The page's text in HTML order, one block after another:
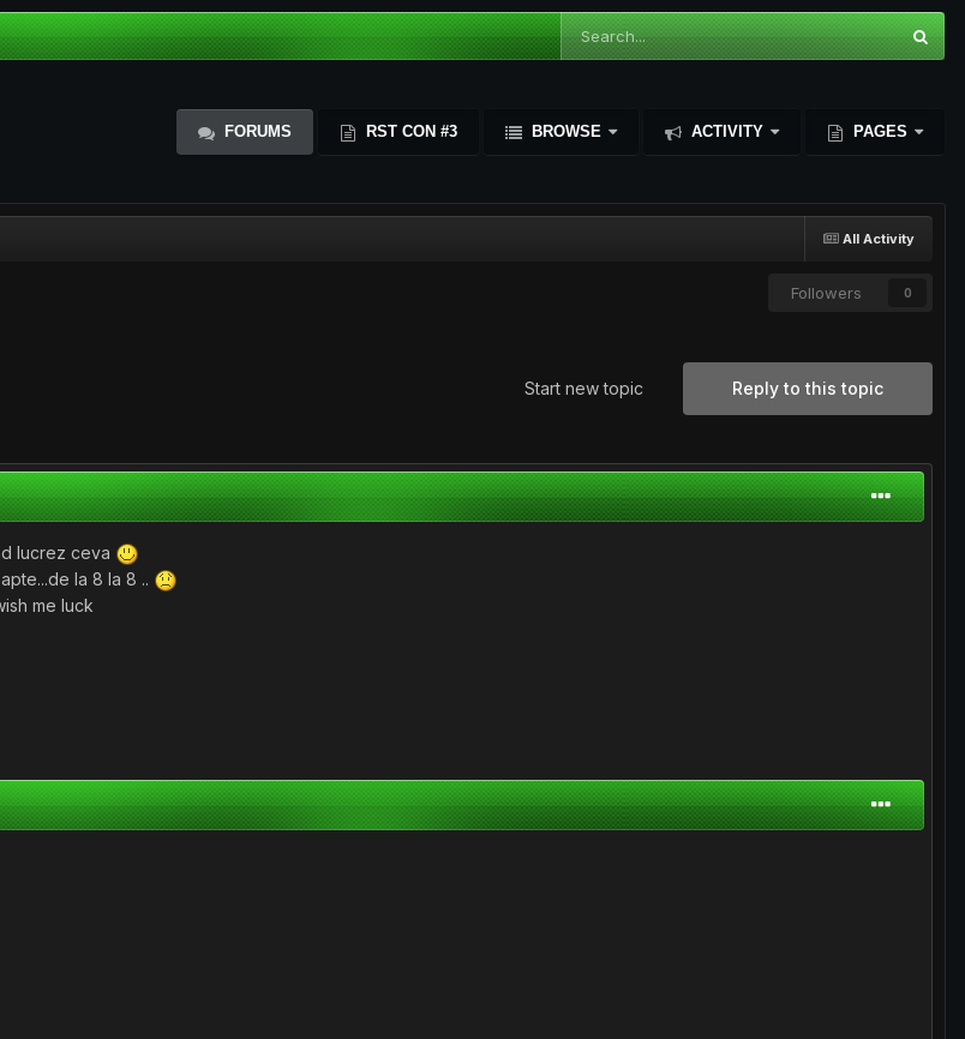
FORUMS RST CON #3 BROWSE ACTIVITY PAGES
All Activity
Followers 0
Reply to this topic
Start new topic
lucrez ceva
la 8 la 8 ..
me luck